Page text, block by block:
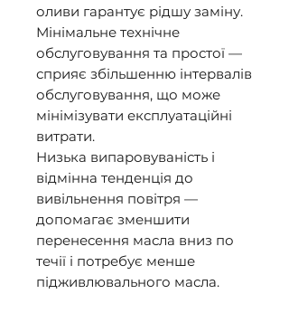
оливи гарантує рідшу заміну.
Мінімальне технічне
обслуговування та простої —
сприяє збільшенню інтервалів
обслуговування, що може
мінімізувати експлуатаційні
витрати.
Низька випаровуваність і
відмінна тенденція до
вивільнення повітря —
допомагає зменшити
перенесення масла вниз по
течії і потребує менше
підживлювального масла.